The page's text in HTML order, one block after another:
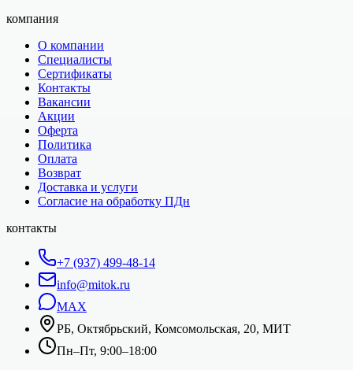
компания
О компании
Специалисты
Сертификаты
Контакты
Вакансии
Акции
Оферта
Политика
Оплата
Возврат
Доставка и услуги
Согласие на обработку ПДн
контакты
+7 (937) 499-48-14
info@mitok.ru
MAX
РБ, Октябрьский, Комсомольская, 20, МИТ
Пн–Пт, 9:00–18:00